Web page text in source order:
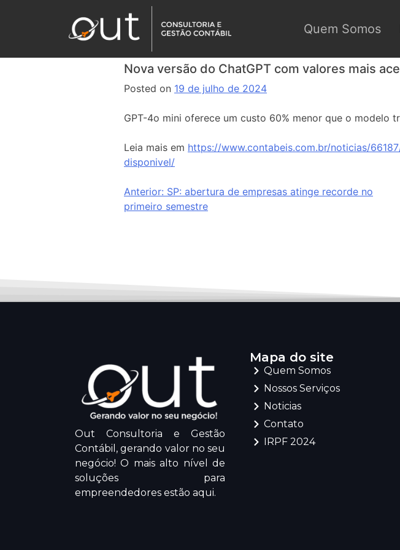
Quem Somos
Nova versão do ChatGPT com valores mais
Posted on 19 de julho de 2024
GPT-4o mini oferece um custo 60% menor que o modelo
Leia mais em https://www.contabeis.com.br/noticias/
disponivel/
Anterior: SP: abertura de empresas atinge recorde no
primeiro semestre
Out Consultoria e Gestão
Contábil, gerando valor no seu
negócio! O mais alto nível de
soluções para
empreendedores estão aqui.
Mapa do site
Quem Somos
Nossos Serviços
Noticias
Contato
IRPF 2024